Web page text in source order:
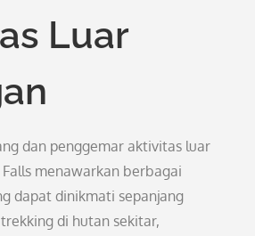
Luar
dan penggemar aktivitas luar
menawarkan berbagai
dapat dinikmati sepanjang
di hutan sekitar,